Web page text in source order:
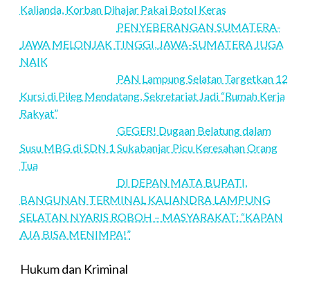
Kalianda, Korban Dihajar Pakai Botol Keras
PENYEBERANGAN SUMATERA-
JAWA MELONJAK TINGGI, JAWA-SUMATERA JUGA
NAIK
PAN Lampung Selatan Targetkan 12
Kursi di Pileg Mendatang, Sekretariat Jadi “Rumah Kerja
Rakyat”
GEGER! Dugaan Belatung dalam
Susu MBG di SDN 1 Sukabanjar Picu Keresahan Orang
Tua
DI DEPAN MATA BUPATI,
BANGUNAN TERMINAL KALIANDRA LAMPUNG
SELATAN NYARIS ROBOH – MASYARAKAT: “KAPAN
AJA BISA MENIMPA!”
Hukum dan Kriminal